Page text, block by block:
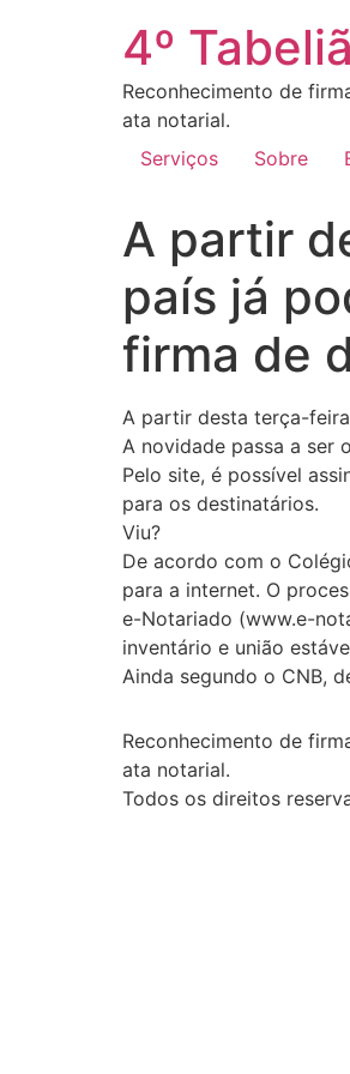
4º
Reconhecimento de
ata notarial.
Serviços
Sobre
A partir
país já
firma de
A partir desta terça-
A novidade passa a ser
Pelo site, é possível
para os destinatários.
Viu?
De acordo com o
para a internet. O
e-Notariado (www.e-
inventário e união
Ainda segundo o CNB,
Reconhecimento de
ata notarial.
Todos os direitos